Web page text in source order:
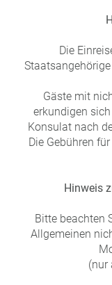
Die
Gäste mit
erkundigen
Konsulat nach
Die Gebühren
Hinweis
Bitte beachten
Allgemeinen
(nur